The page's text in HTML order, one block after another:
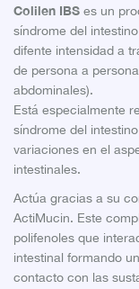
Colilen IBSes un
síndrome del
difente intensidad a
de persona a
abdominales).
Está especialmente
síndrome del
variaciones en el
intestinales.
Actúa gracias a su
ActiMucin. Este
polifenoles que
intestinal formando
contacto con las